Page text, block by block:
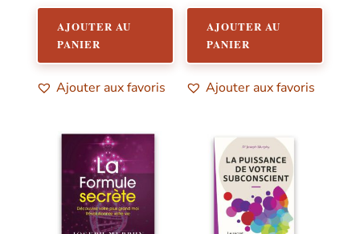
AJOUTER AU
PANIER
Ajouter aux favoris
AJOUTER AU
PANIER
Ajouter aux favoris